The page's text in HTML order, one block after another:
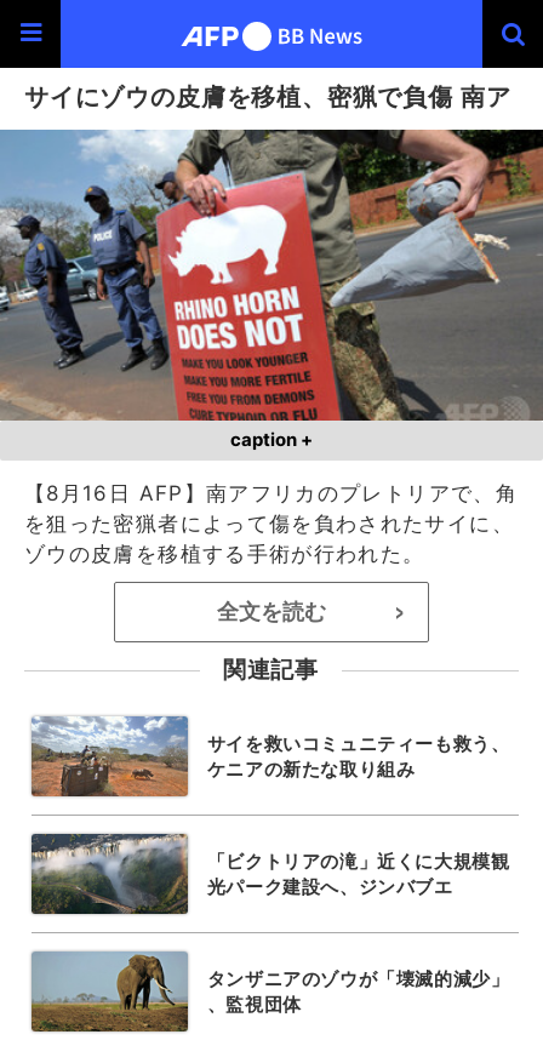
サイにゾウの皮膚を移植、密猟で負傷 南ア
caption +
【8月16日 AFP】南アフリカのプレトリアで、角
を狙った密猟者によって傷を負わされたサイに、
ゾウの皮膚を移植する手術が行われた。
全文を読む >
関連記事
サイを救いコミュニティーも救う、
ケニアの新たな取り組み
「ビクトリアの滝」近くに大規模観
光パーク建設へ、ジンバブエ
タンザニアのゾウが「壊滅的減少」
、監視団体